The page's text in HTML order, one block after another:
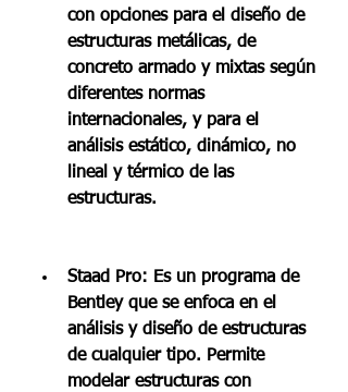
con opciones para el diseño de
estructuras metálicas, de
concreto armado y mixtas según
diferentes normas
internacionales, y para el
análisis estático, dinámico, no
lineal y térmico de las
estructuras.
Staad Pro: Es un programa de
Bentley que se enfoca en el
análisis y diseño de estructuras
de cualquier tipo. Permite
modelar estructuras con